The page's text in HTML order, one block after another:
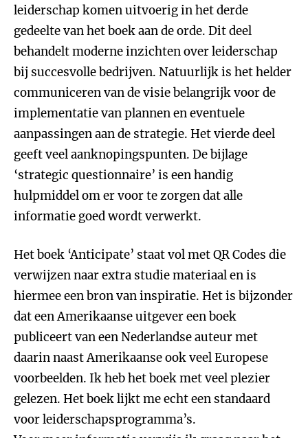
leiderschap komen uitvoerig in het derde
gedeelte van het boek aan de orde. Dit deel
behandelt moderne inzichten over leiderschap
bij succesvolle bedrijven. Natuurlijk is het helder
communiceren van de visie belangrijk voor de
implementatie van plannen en eventuele
aanpassingen aan de strategie. Het vierde deel
geeft veel aanknopingspunten. De bijlage
‘strategic questionnaire’ is een handig
hulpmiddel om er voor te zorgen dat alle
informatie goed wordt verwerkt.
Het boek ‘Anticipate’ staat vol met QR Codes die
verwijzen naar extra studie materiaal en is
hiermee een bron van inspiratie. Het is bijzonder
dat een Amerikaanse uitgever een boek
publiceert van een Nederlandse auteur met
daarin naast Amerikaanse ook veel Europese
voorbeelden. Ik heb het boek met veel plezier
gelezen. Het boek lijkt me echt een standaard
voor leiderschapsprogramma’s.